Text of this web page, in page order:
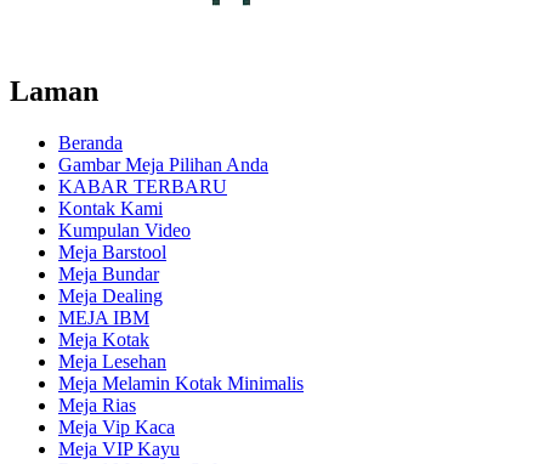
Laman
Beranda
Gambar Meja Pilihan Anda
KABAR TERBARU
Kontak Kami
Kumpulan Video
Meja Barstool
Meja Bundar
Meja Dealing
MEJA IBM
Meja Kotak
Meja Lesehan
Meja Melamin Kotak Minimalis
Meja Rias
Meja Vip Kaca
Meja VIP Kayu